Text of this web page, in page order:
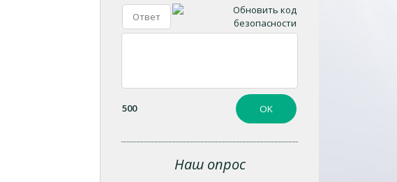
500
Наш опрос